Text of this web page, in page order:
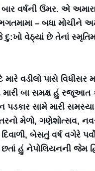
વર્ષની ઉંમર. એ અમારા
ભગતમામા – બધા
વેઠ્યાં છે તેનાં
મારે વડીલો પાસે
બા સમક્ષ હું રજૂઆત
પડકાર સામે મારી
મેળો, ગણેશોત્સવ,
બેસતું વર્ષ વગેરે
હું નેપોલિયનની જેમ